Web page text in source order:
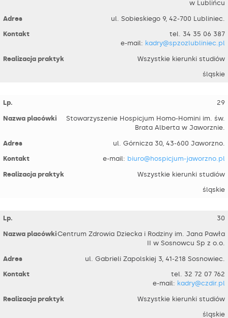
w Lublińcu
ul. Sobieskiego 9, 42-700 Lubliniec.
tel. 34 35 06 387
e-mail: kadry@spzozlubliniec.pl
Wszystkie kierunki studiów
śląskie
29
Stowarzyszenie Hospicjum Homo-Homini im. św.
Brata Alberta w Jaworznie.
ul. Górnicza 30, 43-600 Jaworzno.
e-mail: biuro@hospicjum-jaworzno.pl
Wszystkie kierunki studiów
śląskie
30
Centrum Zdrowia Dziecka i Rodziny im. Jana Pawła
II w Sosnowcu Sp z o.o.
ul. Gabrieli Zapolskiej 3, 41-218 Sosnowiec.
tel. 32 72 07 762
e-mail: kadry@czdir.pl
Wszystkie kierunki studiów
śląskie